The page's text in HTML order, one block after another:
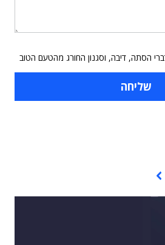
הסתה, דיבה, וסגנון החורג מהטעם הטוב